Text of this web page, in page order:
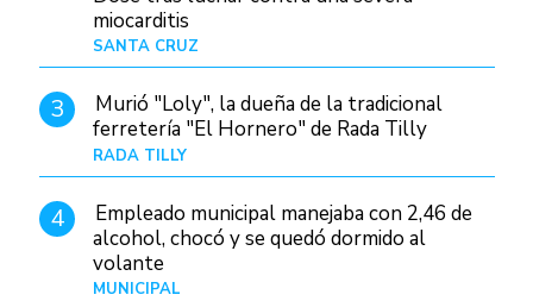
miocarditis
SANTA CRUZ
3
Murió "Loly", la dueña de la tradicional
ferretería "El Hornero" de Rada Tilly
RADA TILLY
4
Empleado municipal manejaba con 2,46 de
alcohol, chocó y se quedó dormido al
volante
MUNICIPAL